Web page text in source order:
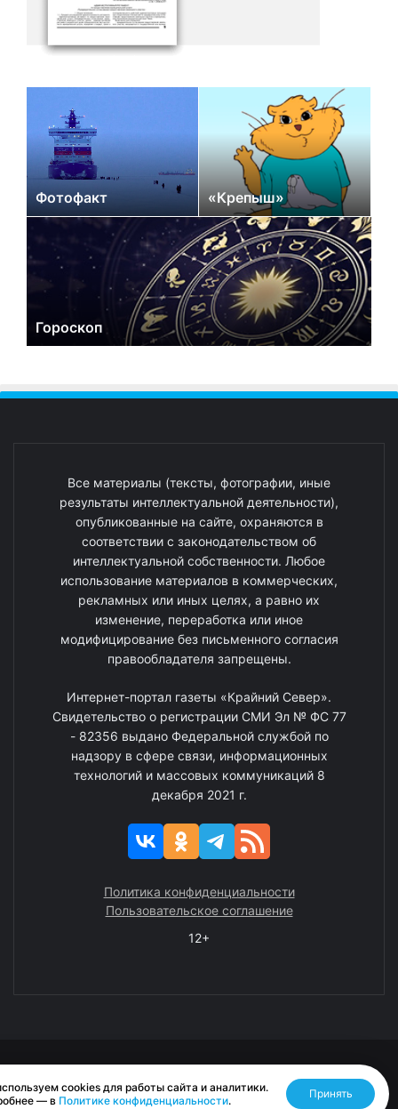
Фотофакт «Крепыш»
Гороскоп
Все материалы (тексты, фотографии, иные
результаты интеллектуальной деятельности),
опубликованные на сайте, охраняются в
соответствии с законодательством об
интеллектуальной собственности. Любое
использование материалов в коммерческих,
рекламных или иных целях, а равно их
изменение, переработка или иное
модифицирование без письменного согласия
правообладателя запрещены.
Интернет-портал газеты «Крайний Север».
Свидетельство о регистрации СМИ Эл № ФС 77
- 82356 выдано Федеральной службой по
надзору в сфере связи, информационных
технологий и массовых коммуникаций 8
декабря 2021 г.
Политика конфиденциальности
Пользовательское соглашение
12+
Разработано RASA
cookies для работы сайта и аналитики.
— в Политике конфиденциальности.
Принять